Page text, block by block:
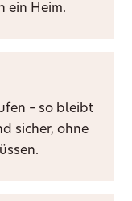
ein Heim.
– so bleibt
sicher, ohne